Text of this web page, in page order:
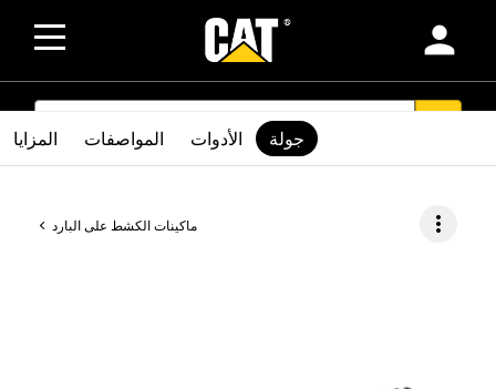
person
SEARCH
ماكينات الكشط على البارد more_vert
المزايا المواصفات الأدوات جولة